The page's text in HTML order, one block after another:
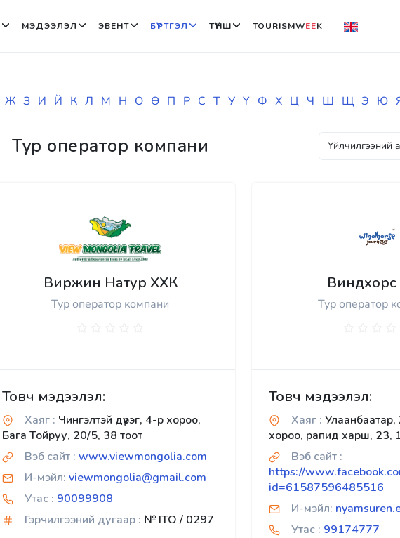
МЭДЭЭЛЭЛ ЭВЕНТ БҮРТГЭЛ ТҮНШ TOURISMWEEK
Ж З И Й К Л М Н О Ө П Р С Т У Ү Ф Х Ц Ч Ш Щ Э Ю
Тур оператор компани
Виржин Натур ХХК
Тур оператор компани
Товч мэдээлэл:
Хаяг : Чингэлтэй дүүрэг, 4-р хороо,
Бага Тойруу, 20/5, 38 тоот
Вэб сайт : www.viewmongolia.com
И-мэйл: viewmongolia@gmail.com
Утас : 90099908
Гэрчилгээний дугаар : № ITO / 0297
Тур оператор
Товч мэдээлэл:
Хаяг :
хороо, рапид харш, 23,
Вэб сайт :
https://
id=61587596485516
И-мэйл:
Утас : 99174777